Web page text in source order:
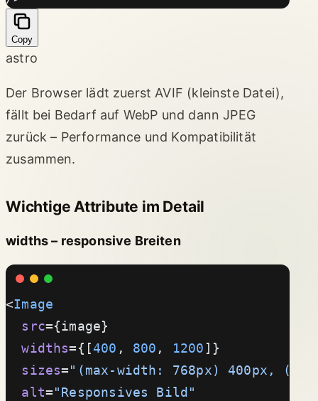
Copy
astro
Der Browser lädt zuerst AVIF (kleinste Datei),
fällt bei Bedarf auf WebP und dann JPEG
zurück – Performance und Kompatibilität
zusammen.
Wichtige Attribute im Detail
widths – responsive Breiten
<Image
  src
={image}
  widths
={[400 , 800 , 1200 ]}
  sizes
="(max-width: 768px) 400px,
  alt
="Responsives Bild"